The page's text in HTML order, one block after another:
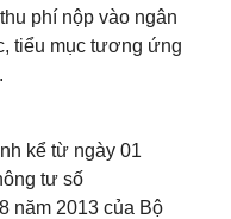
phí nộp vào ngân
tiểu mục tương ứng
kể từ ngày 01
tư số
năm 2013 của Bộ